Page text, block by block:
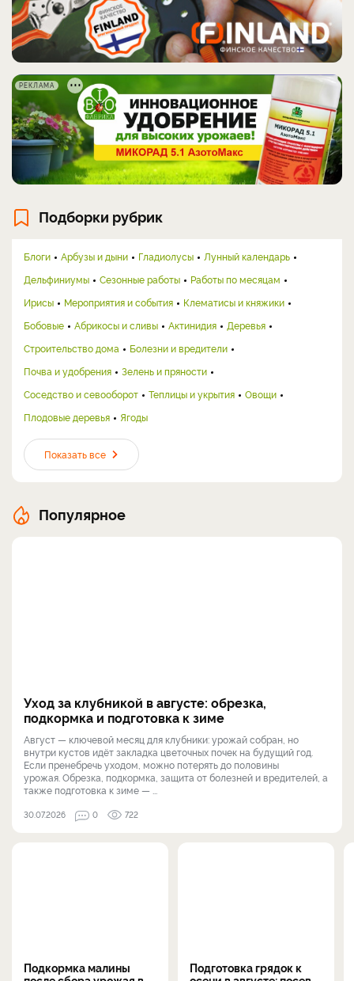
РЕКЛАМА
Подборки рубрик
Блоги Арбузы и дыни Гладиолусы
Лунный календарь
Дельфиниумы
Сезонные работы
Работы по месяцам
Ирисы
Мероприятия и события
Клематисы и княжики
Бобовые
Абрикосы и сливы Актинидия
Деревья
Строительство дома
Болезни и вредители
Почва и удобрения
Зелень и пряности
Соседство и севооборот
Теплицы и укрытия
Овощи
Плодовые деревья
Ягоды
Показать все
Популярное
Уход за клубникой в августе: обрезка,
подкормка и подготовка к зиме
Август — ключевой месяц для клубники: урожай собран, но
внутри кустов идёт закладка цветочных почек на будущий год.
Если пренебречь уходом, можно потерять до половины
урожая. Обрезка, подкормка, защита от болезней и вредителей, а
также подготовка к зиме — ...
30.07.2026 0 722
Подкормка малины
Подготовка грядок к